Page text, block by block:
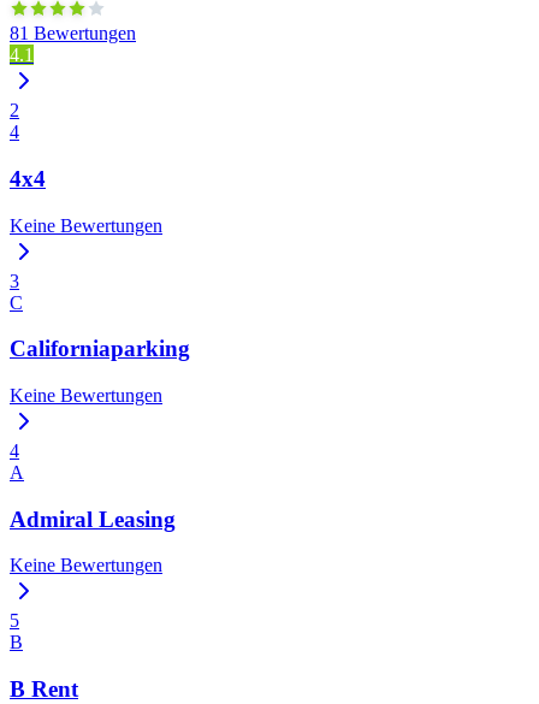
81 Bewertungen
4.1
2
4
4x4
Keine Bewertungen
3
C
Californiaparking
Keine Bewertungen
4
A
Admiral Leasing
Keine Bewertungen
5
B
B Rent